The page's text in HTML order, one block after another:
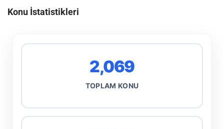
Konu İstatistikleri
2,069
TOPLAM KONU